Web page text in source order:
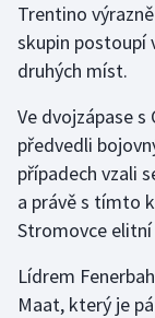
Jezdectví
Judo
Krasobruslení
Lezení
Lyže a
Moderní
Trentino
skupin postoupí
druhých míst.
Ve dvojzápase
předvedli
případech vzali
a právě s tímto
Stromovce
Lídrem
Maat, který je